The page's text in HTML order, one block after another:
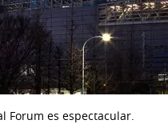
Forum es espectacular.